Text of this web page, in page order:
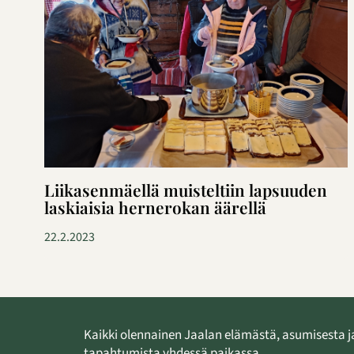
Liikasenmäellä muisteltiin lapsuuden
laskiaisia hernerokan äärellä
22.2.2023
Kaikki olennainen Jaalan elämästä, asumisesta